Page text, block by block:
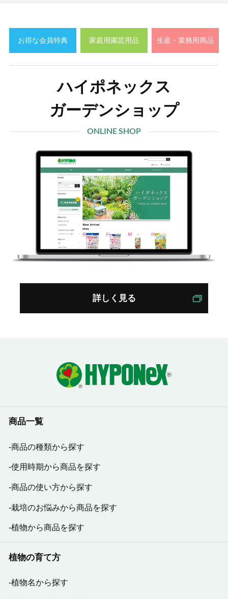
お得な会員特典 家庭用園芸用品 生産・業務用商品
ハイポネックス
ガーデンショップ
ONLINE SHOP
詳しく見る
商品一覧
商品の種類から探す
使用時期から商品を探す
商品の使い方から探す
栽培のお悩みから商品を探す
植物から商品を探す
植物の育て方
植物名から探す